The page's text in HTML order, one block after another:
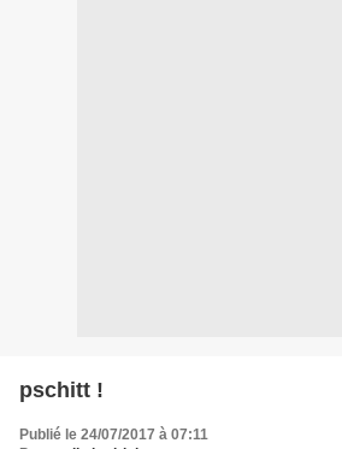
pschitt !
Publié le 24/07/2017 à 07:11